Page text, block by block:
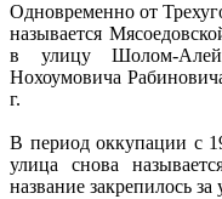
Одновременно от
называется
в улицу Шолом-
Нохоумовича
г.
В период оккупации с
улица снова
название закрепилось